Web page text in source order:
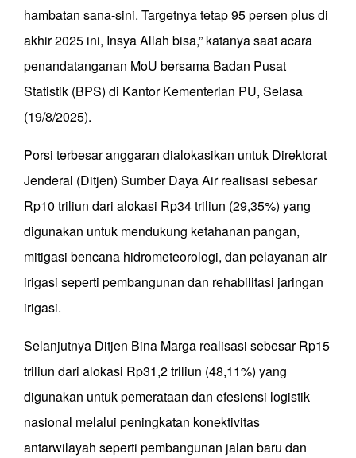
hambatan sana-sini. Targetnya tetap 95 persen plus di
akhir 2025 ini, Insya Allah bisa,” katanya saat acara
penandatanganan MoU bersama Badan Pusat
Statistik (BPS) di Kantor Kementerian PU, Selasa
(19/8/2025).
Porsi terbesar anggaran dialokasikan untuk Direktorat
Jenderal (Ditjen) Sumber Daya Air realisasi sebesar
Rp10 triliun dari alokasi Rp34 triliun (29,35%) yang
digunakan untuk mendukung ketahanan pangan,
mitigasi bencana hidrometeorologi, dan pelayanan air
irigasi seperti pembangunan dan rehabilitasi jaringan
irigasi.
Selanjutnya Ditjen Bina Marga realisasi sebesar Rp15
triliun dari alokasi Rp31,2 triliun (48,11%) yang
digunakan untuk pemerataan dan efesiensi logistik
nasional melalui peningkatan konektivitas
antarwilayah seperti pembangunan jalan baru dan